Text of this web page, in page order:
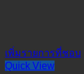
เพิ่มรายการที่ชอบ
Quick View